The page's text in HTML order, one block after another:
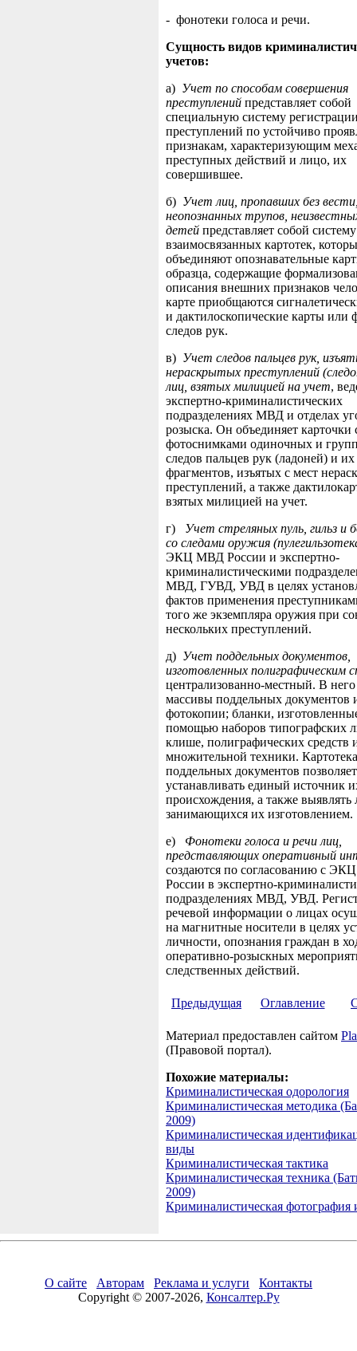
- фонотеки голоса и речи.
Сущность видов
учетов:
а) Учет по способам совершения
преступлений представляет собой
специальную систему
преступлений по устойчиво
признакам, характеризующим
преступных действий и лицо, их
совершившее.
б) Учет лиц, пропавших без
неопознанных трупов,
детей представляет собой систему
взаимосвязанных картотек,
объединяют опознавательные
образца, содержащие
описания внешних признаков
карте приобщаются
и дактилоскопические карты или
следов рук.
в) Учет следов пальцев рук,
нераскрытых преступлений
лиц, взятых милицией на учет,
экспертно-криминалистических
подразделениях МВД и отделах
розыска. Он объединяет карточки
фотоснимками одиночных и
следов пальцев рук (ладоней) и их
фрагментов, изъятых с мест
преступлений, а также
взятых милицией на учет.
г) Учет стреляных пуль, гильз и
со следами оружия
ЭКЦ МВД России и экспертно-
криминалистическими
МВД, ГУВД, УВД в целях
фактов применения
того же экземпляра оружия при
нескольких преступлений.
д) Учет поддельных документов,
изготовленных полиграфическим
централизованно-местный. В него
массивы поддельных документов
фотокопии; бланки,
помощью наборов типографских
клише, полиграфических средств
множительной техники. Картотека
поддельных документов позволяет
устанавливать единый источник
происхождения, а также выявлять
занимающихся их изготовлением.
е) Фонотеки голоса и речи лиц,
представляющих оперативный
создаются по согласованию с
России в экспертно-
подразделениях МВД, УВД.
речевой информации о лицах
на магнитные носители в целях
личности, опознания граждан в
оперативно-розыскных
следственных действий.
Предыдущая Оглавление
Материал предоставлен сайтом
(Правовой портал).
Похожие материалы:
Криминалистическая одорология
Криминалистическая методика
2009)
Криминалистическая
виды
Криминалистическая тактика
Криминалистическая техника
2009)
Криминалистическая фотография
О сайте Авторам Реклама и услуги
Контакты
Copyright © 2007-2026, Консалтер.Ру